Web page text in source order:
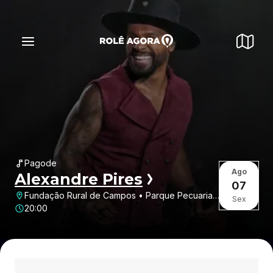
Pagode
Alexandre Pires
Fundação Rural de Campos • Parque Pecuaria
• Campos dos Goytacazes • RJ
20:00
Ago
07
Sex